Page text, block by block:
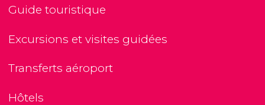
Guide touristique
Excursions et visites guidées
Transferts aéroport
Hôtels